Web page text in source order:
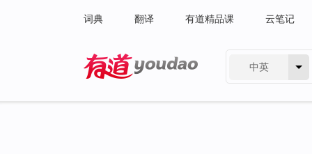
词典 翻译 有道精品课 云笔记
中英